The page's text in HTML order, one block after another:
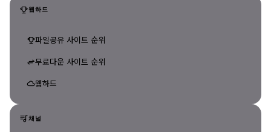
웹하드
파일공유 사이트 순위
무료다운 사이트 순위
웹하드
채널